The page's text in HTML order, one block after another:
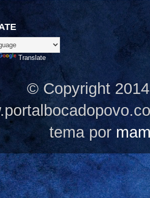
Translate
© Copyright
tema por